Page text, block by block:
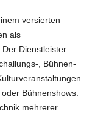
versierten
als
Dienstleister
, Bühnen-
Bühnenshows.
mehrerer